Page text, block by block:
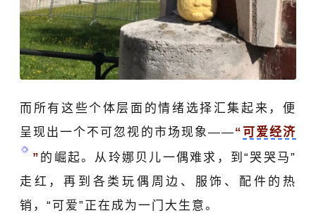
而所有这些个体层面的情绪选择汇集起来，便
呈现出一个不可忽视的市场现象——“ 可爱经济
” 的崛起。从 玲娜贝儿一偶难求，到“哭哭马”
走红，再到各类玩偶周边、服饰、配件的热
销，“可爱”正在成为一门大生意。